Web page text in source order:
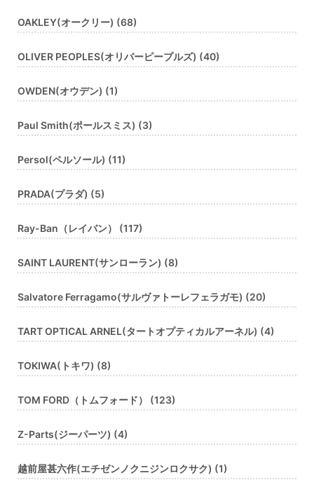
OAKLEY(オークリー) (68)
OLIVER PEOPLES(オリバーピープルズ) (40)
OWDEN(オウデン) (1)
Paul Smith(ポールスミス) (3)
Persol(ペルソール) (11)
PRADA(プラダ) (5)
Ray-Ban（レイバン） (117)
SAINT LAURENT(サンローラン) (8)
Salvatore Ferragamo(サルヴァトーレフェラガモ) (20)
TART OPTICAL ARNEL(タートオプティカルアーネル) (4)
TOKIWA(トキワ) (8)
TOM FORD（トムフォード） (123)
Z-Parts(ジーパーツ) (4)
越前屋甚六作(エチゼンノクニジンロクサク) (1)